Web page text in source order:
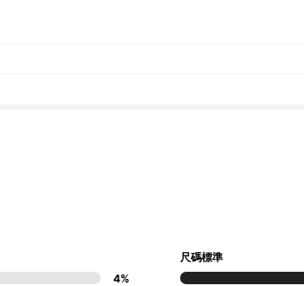
4%
尺碼標準